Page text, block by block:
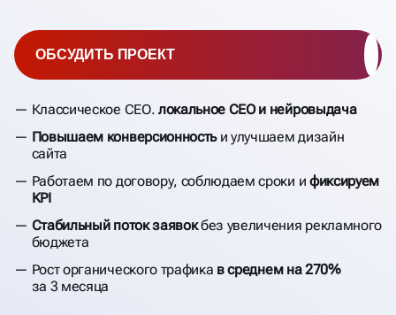
Классическое СЕО. локальное CEO и нейровыдача
Повышаем конверсионностьи улучшаем дизайн
сайта
Работаем по договору, соблюдаем сроки и фиксируем
KPI
Стабильный поток заявокбез увеличения рекламного
бюджета
Рост органического трафика в среднем на 270%
за 3 месяца
ОБСУДИТЬ ПРОЕКТ